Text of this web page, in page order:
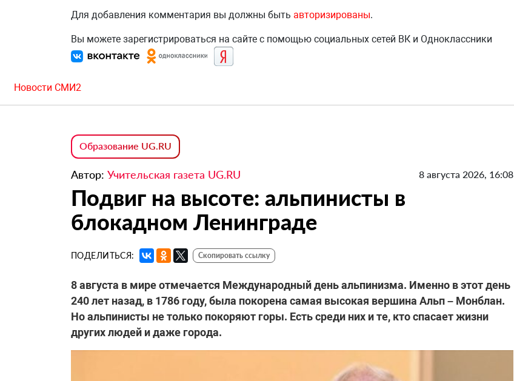
Для добавления комментария вы должны быть авторизированы.
Вы можете зарегистрироваться на сайте с помощью социальных сетей ВК и Одноклассники
Новости СМИ2
Образование UG.RU
Автор: Учительская газета UG.RU 8 августа 2026, 16:08
Подвиг на высоте: альпинисты в
блокадном Ленинграде
ПОДЕЛИТЬСЯ: Скопировать ссылку
8 августа в мире отмечается Международный день альпинизма. Именно в этот день
240 лет назад, в 1786 году, была покорена самая высокая вершина Альп – Монблан.
Но альпинисты не только покоряют горы. Есть среди них и те, кто спасает жизни
других людей и даже города.